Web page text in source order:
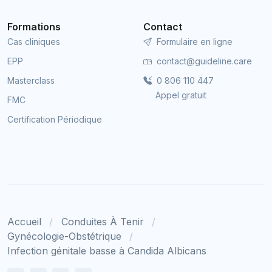
Formations
Cas cliniques
EPP
Masterclass
FMC
Certification Périodique
Contact
Formulaire en ligne
contact@guideline.care
0 806 110 447
Appel gratuit
Accueil
Conduites À Tenir
Gynécologie-Obstétrique
Infection génitale basse à Candida Albicans